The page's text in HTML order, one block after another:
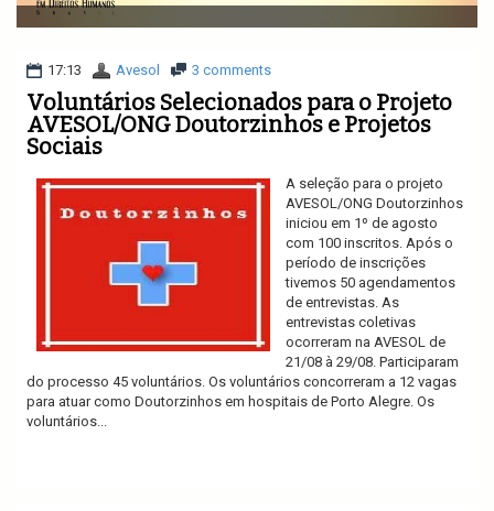
v
i
a
i
o
17:13 Avesol 3 comments
Voluntários Selecionados para o Projeto
AVESOL/ONG Doutorzinhos e Projetos
Sociais
A seleção para o projeto
AVESOL/ONG Doutorzinhos
iniciou em 1º de agosto
com 100 inscritos. Após o
período de inscrições
tivemos 50 agendamentos
de entrevistas. As
entrevistas coletivas
ocorreram na AVESOL de
21/08 à 29/08. Participaram
do processo 45 voluntários. Os voluntários concorreram a 12 vagas
para atuar como Doutorzinhos em hospitais de Porto Alegre. Os
voluntários...